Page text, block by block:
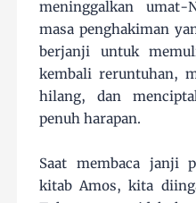
meninggalkan
masa penghakiman
berjanji untuk
kembali reruntuhan,
hilang, dan
penuh harapan.
Saat membaca janji
kitab Amos, kita